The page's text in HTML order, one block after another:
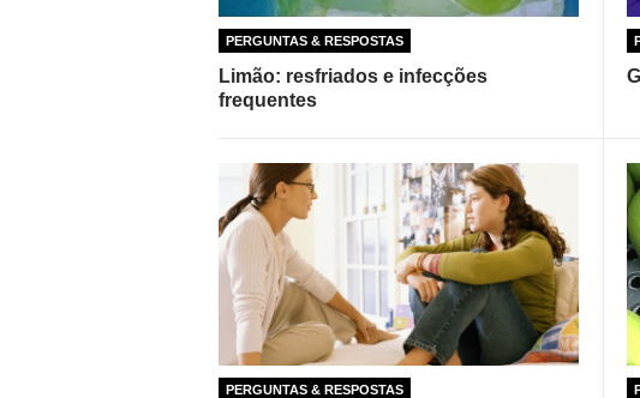
PERGUNTAS & RESPOSTAS
Limão: resfriados e infecções
frequentes
PERGUNTAS & RESPOSTAS